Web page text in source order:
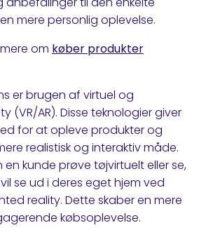
mere personlig oplevelse.
om køber produkter
er brugen af virtuel og
(VR/AR). Disse teknologier giver
for at opleve produkter og
realistisk og interaktiv måde.
en kunde prøve tøjvirtuelt eller se,
se ud i deres eget hjem ved
reality. Dette skaber en mere
købsoplevelse.